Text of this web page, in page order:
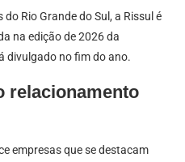
Rio Grande do Sul, a Rissul é
na edição de 2026 da
divulgado no fim do ano.
relacionamento
empresas que se destacam